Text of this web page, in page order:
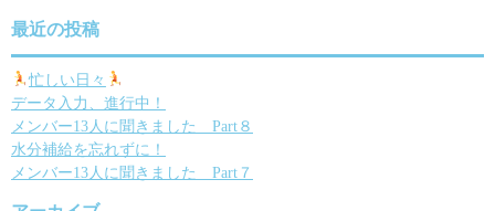
ゲ
ー
シ
ョ
最近の投稿
忙しい日々
データ入力、進行中！
メンバー13人に聞きました Part８
水分補給を忘れずに！
メンバー13人に聞きました Part７